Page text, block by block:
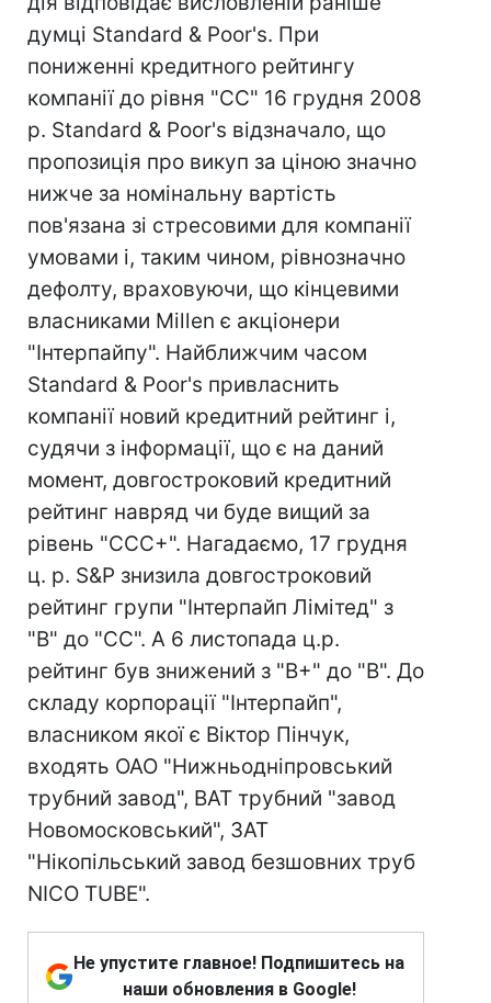
думці Standard & Poor's. При
пониженні кредитного рейтингу
компанії до рівня "СС" 16 грудня 2008
р. Standard & Poor's відзначало, що
пропозиція про викуп за ціною значно
нижче за номінальну вартість
пов'язана зі стресовими для компанії
умовами і, таким чином, рівнозначно
дефолту, враховуючи, що кінцевими
власниками Millen є акціонери
"Інтерпайпу". Найближчим часом
Standard & Poor's привласнить
компанії новий кредитний рейтинг і,
судячи з інформації, що є на даний
момент, довгостроковий кредитний
рейтинг навряд чи буде вищий за
рівень "ССС+". Нагадаємо, 17 грудня
ц. р. S&Р знизила довгостроковий
рейтинг групи "Інтерпайп Лімітед" з
"В" до "СС". А 6 листопада ц.р.
рейтинг був знижений з "В+" до "В". До
складу корпорації "Інтерпайп",
власником якої є Віктор Пінчук,
входять ОАО "Нижньодніпровський
трубний завод", ВАТ трубний "завод
Новомосковський", ЗАТ
"Нікопільський завод безшовних труб
NIСO TUBE".
Не упустите главное! Подпишитесь на
наши обновления в Google!